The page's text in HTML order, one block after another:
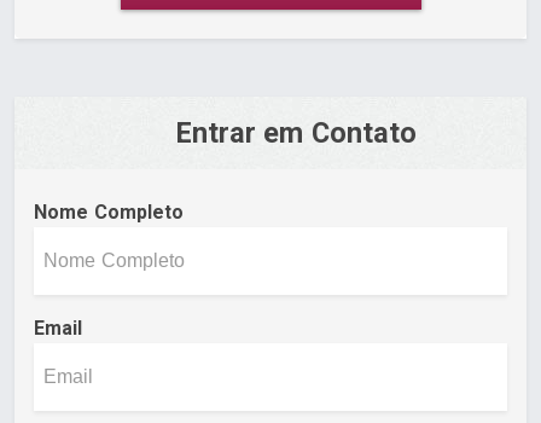
Entrar em Contato
Nome Completo
Email